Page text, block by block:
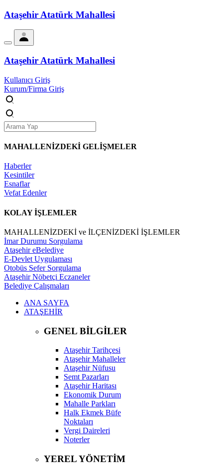
Ataşehir Atatürk Mahallesi
Ataşehir Atatürk Mahallesi
Kullanıcı Giriş
Kurum/Firma Giriş
MAHALLENİZDEKİ GELİŞMELER
Haberler
Kesintiler
Esnaflar
Vefat Edenler
KOLAY İŞLEMLER
MAHALLENİZDEKİ ve İLÇENİZDEKİ İŞLEMLER
İmar Durumu Sorgulama
Ataşehir eBelediye
E-Devlet Uygulaması
Otobüs Sefer Sorgulama
Ataşehir Nöbetçi Eczaneler
Belediye Çalışmaları
ANA SAYFA
ATAŞEHİR
GENEL BİLGİLER
Ataşehir Tarihçesi
Ataşehir Mahalleler
Ataşehir Nüfusu
Semt Pazarları
Ataşehir Haritası
Ekonomik Durum
Mahalle Parkları
Halk Ekmek Büfe
Noktaları
Vergi Daireleri
Noterler
YEREL YÖNETİM